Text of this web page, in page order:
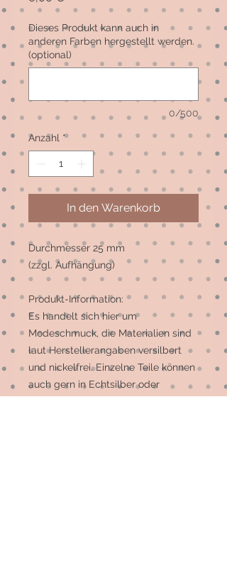
Dieses Produkt kann auch in
anderen Farben hergestellt werden.
(optional)
0/500
Anzahl *
In den Warenkorb
Durchmesser 25 mm
(zzgl. Aufhängung)
Produkt-Information:
Es handelt sich hier um
Modeschmuck, die Materialien sind
laut Herstellerangaben versilbert
und nickelfrei. Einzelne Teile können
auch gern in Echtsilber oder